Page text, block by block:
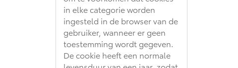
in elke categorie worden
ingesteld in de browser van de
gebruiker, wanneer er geen
toestemming wordt gegeven.
De cookie heeft een normale